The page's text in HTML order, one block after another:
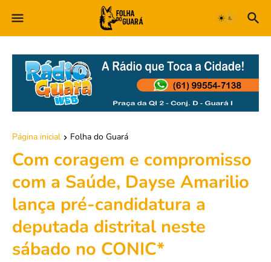
Página inicial Folha do Guará
Com coragem e compromisso
com a Saúde, Dayse Amarilio
lança pré-candidatura a
deputada distrital neste
sábado no CONIC*